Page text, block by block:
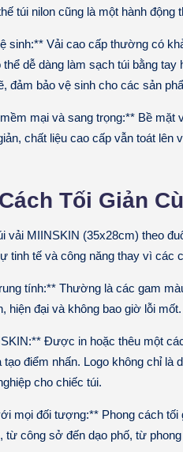
túi nilon cũng là một hành
sinh:** Vải cao cấp thường có
dễ dàng làm sạch túi bằng
đảm bảo vệ sinh cho các sản
mại và sang trọng:** Bề mặt
chất liệu cao cấp vẫn toát
Tối Giản
vải MIINSKIN (35x28cm) theo
tinh tế và công năng thay vì các
tính:** Thường là các gam
hiện đại và không bao giờ lỗi mốt.
Được in hoặc thêu một
điểm nhấn. Logo không chỉ là
cho chiếc túi.
mọi đối tượng:** Phong cách tối
từ công sở đến dạo phố, từ